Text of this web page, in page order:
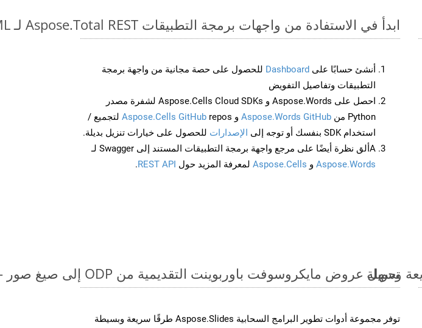
ابدأ في الاستفادة من واجهات برمجة التطبيقات Aspose.Total REST لـ ODP to XAML
أنشئ حسابًا على Dashboard للحصول على حصة مجانية من واجهة برمجة
التطبيقات وتفاصيل التفويض
احصل على Aspose.Words و Aspose.Cells Cloud SDKs لشفرة مصدر
Python من
Aspose.Words GitHub و Aspose.Cells GitHub repos لتجميع /
استخدام SDK بنفسك أو توجه إلى
الإصدارات للحصول على خيارات تنزيل بديلة.
Aألق نظرة أيضًا على مرجع واجهة برمجة التطبيقات المستند إلى Swagger لـ
Aspose.Words و Aspose.Cells لمعرفة المزيد حول REST API
.
تحويل عروض مايكروسوفت باوربوينت التقديمية من ODP إلى صيغ صور - دليل خطوة بخطوة
توفر مجموعة أدوات تطوير البرامج السحابية Aspose.Slides طرقًا سريعة وبسيطة